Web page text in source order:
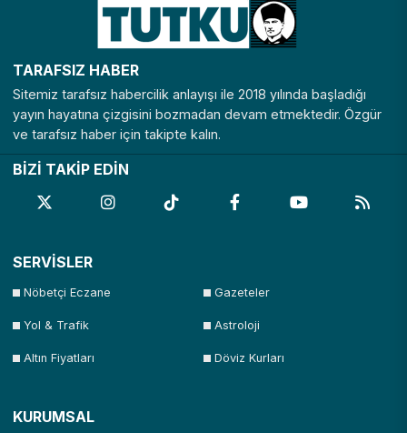
TARAFSIZ HABER
Sitemiz tarafsız habercilik anlayışı ile 2018 yılında başladığı
yayın hayatına çizgisini bozmadan devam etmektedir. Özgür
ve tarafsız haber için takipte kalın.
BİZİ TAKİP EDİN
SERVİSLER
Nöbetçi Eczane Gazeteler
Yol & Trafik Astroloji
Altın Fiyatları Döviz Kurları
KURUMSAL